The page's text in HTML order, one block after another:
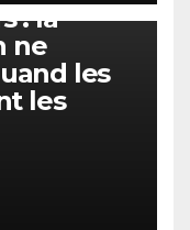
: la
ne
les
les